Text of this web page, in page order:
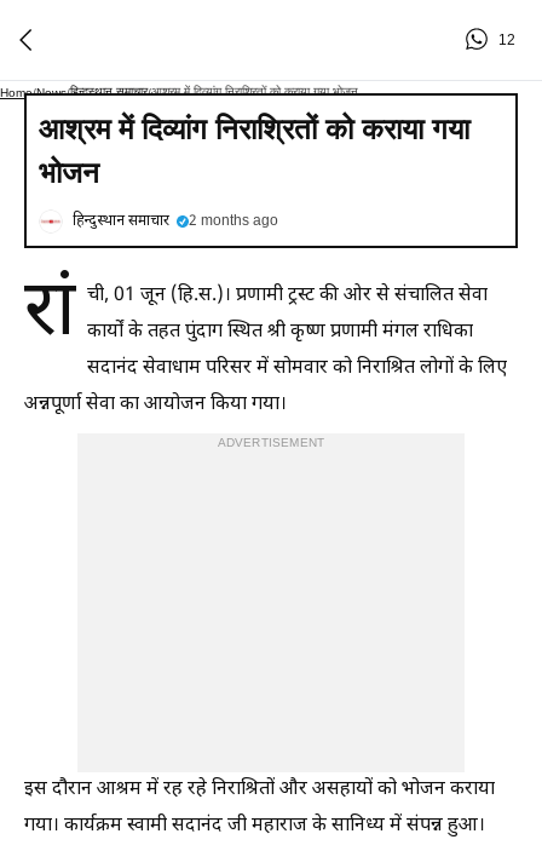
12
Home/News/हिन्दुस्थान समाचार/आश्रम में दिव्यांग निराश्रितों को कराया गया भोजन
आश्रम में दिव्यांग निराश्रितों को कराया गया
भोजन
हिन्दुस्थान समाचार 2 months ago
रां ची, 01 जून (हि.स.)। प्रणामी ट्रस्ट की ओर से संचालित सेवा
कार्यों के तहत पुंदाग स्थित श्री कृष्ण प्रणामी मंगल राधिका
सदानंद सेवाधाम परिसर में सोमवार को निराश्रित लोगों के लिए
अन्नपूर्णा सेवा का आयोजन किया गया।
ADVERTISEMENT
इस दौरान आश्रम में रह रहे निराश्रितों और असहायों को भोजन कराया
गया। कार्यक्रम स्वामी सदानंद जी महाराज के सानिध्य में संपन्न हुआ।